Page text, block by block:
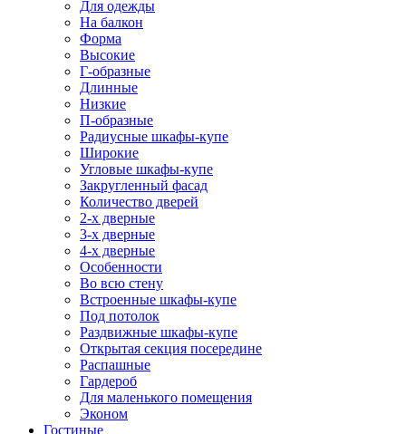
Для одежды
На балкон
Форма
Высокие
Г-образные
Длинные
Низкие
П-образные
Радиусные шкафы-купе
Широкие
Угловые шкафы-купе
Закругленный фасад
Количество дверей
2-х дверные
3-х дверные
4-х дверные
Особенности
Во всю стену
Встроенные шкафы-купе
Под потолок
Раздвижные шкафы-купе
Открытая секция посередине
Распашные
Гардероб
Для маленького помещения
Эконом
Гостиные